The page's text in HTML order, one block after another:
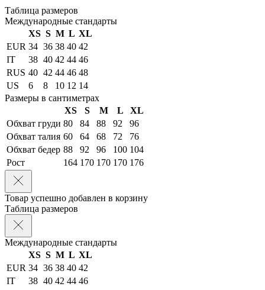
Таблица размеров
Международные стандарты
XS S M L XL
EUR 34 36 38 40 42
IT
38 40 42 44 46
RUS 40 42 44 46 48
US
6 8 10 12 14
Размеры в сантиметрах
XS
S M L
XL
Обхват груди 80 84 88 92
96
Обхват талия 60 64 68 72
76
Обхват бедер 88 92 96 100 104
Рост
164 170 170 170 176
Товар успешно добавлен в корзину
Таблица размеров
Международные стандарты
XS S M L XL
EUR 34 36 38 40 42
IT
38 40 42 44 46